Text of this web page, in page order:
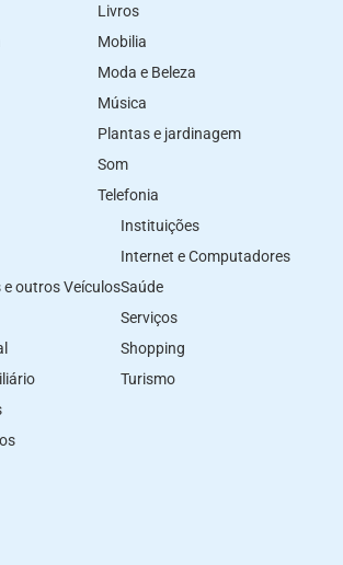
Livros
Mobilia
Moda e Beleza
Música
Plantas e jardinagem
Som
Telefonia
outros Veículos
Instituições
Internet e Computadores
Saúde
Serviços
Shopping
Turismo